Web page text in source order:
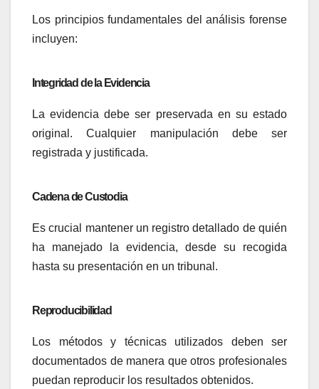
Los principios fundamentales del análisis forense
incluyen:
Integridad de la Evidencia
La evidencia debe ser preservada en su estado
original. Cualquier manipulación debe ser
registrada y justificada.
Cadena de Custodia
Es crucial mantener un registro detallado de quién
ha manejado la evidencia, desde su recogida
hasta su presentación en un tribunal.
Reproducibilidad
Los métodos y técnicas utilizados deben ser
documentados de manera que otros profesionales
puedan reproducir los resultados obtenidos.